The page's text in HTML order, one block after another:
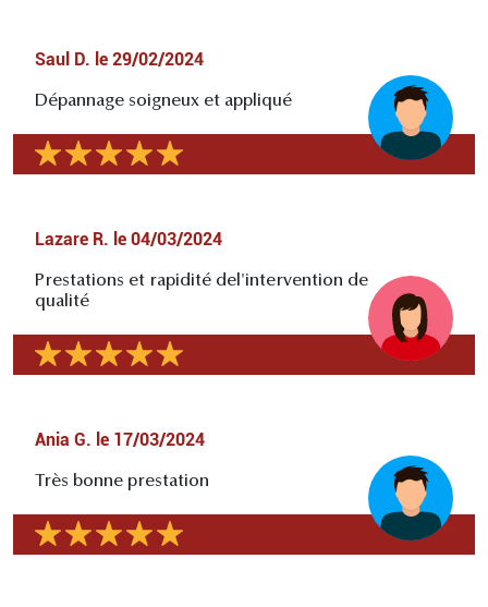
Saul D. le 29/02/2024
Dépannage soigneux et appliqué
Lazare R. le 04/03/2024
Prestations et rapidité del'intervention de
qualité
Ania G. le 17/03/2024
Très bonne prestation